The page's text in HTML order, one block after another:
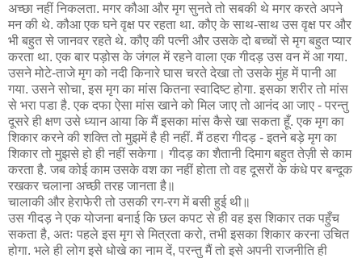
अच्छा नहीं निकलता. मगर कौआ और मृग सुनते तो सबकी थे मगर करते अपने
मन की थे. कौआ एक घने वृक्ष पर रहता था. कौए के साथ-साथ उस वृक्ष पर और
भी बहुत से जानवर रहते थे. कौए की पत्नी और उसके दो बच्चों से मृग बहुत प्यार
करता था. एक बार पड़ोस के जंगल में रहने वाला एक गीदड़ उस वन में आ गया.
उसने मोटे-ताजे मृग को नदी किनारे घास चरते देखा तो उसके मुंह में पानी आ
गया. उसने सोचा, इस मृग का मांस कितना स्वादिष्ट होगा. इसका शरीर तो मांस
से भरा पडा है. एक दफा ऐसा मांस खाने को मिल जाए तो आनंद आ जाए - परन्तु
दूसरे ही क्षण उसे ध्यान आया कि मैं इसका मांस कैसे खा सकता हूँ. एक मृग का
शिकार करने की शक्ति तो मुझमें है ही नहीं. मैं ठहरा गीदड़ - इतने बड़े मृग का
शिकार तो मुझसे हो ही नहीं सकेगा। गीदड़ का शैतानी दिमाग बहुत तेज़ी से काम
करता है. जब कोई काम उसके वश का नहीं होता तो वह दूसरों के कंधे पर बन्दूक
रखकर चलाना अच्छी तरह जानता है॥
चालाकी और हेराफेरी तो उसकी रग-रग में बसी हुई थी॥
उस गीदड़ ने एक योजना बनाई कि छल कपट से ही वह इस शिकार तक पहुँच
सकता है, अतः पहले इस मृग से मित्रता करो, तभी इसका शिकार करना उचित
होगा. भले ही लोग इसे धोखे का नाम दें, परन्तु मैं तो इसे अपनी राजनीति ही